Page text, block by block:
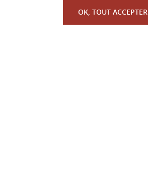
OK, TOUT ACCEPTER